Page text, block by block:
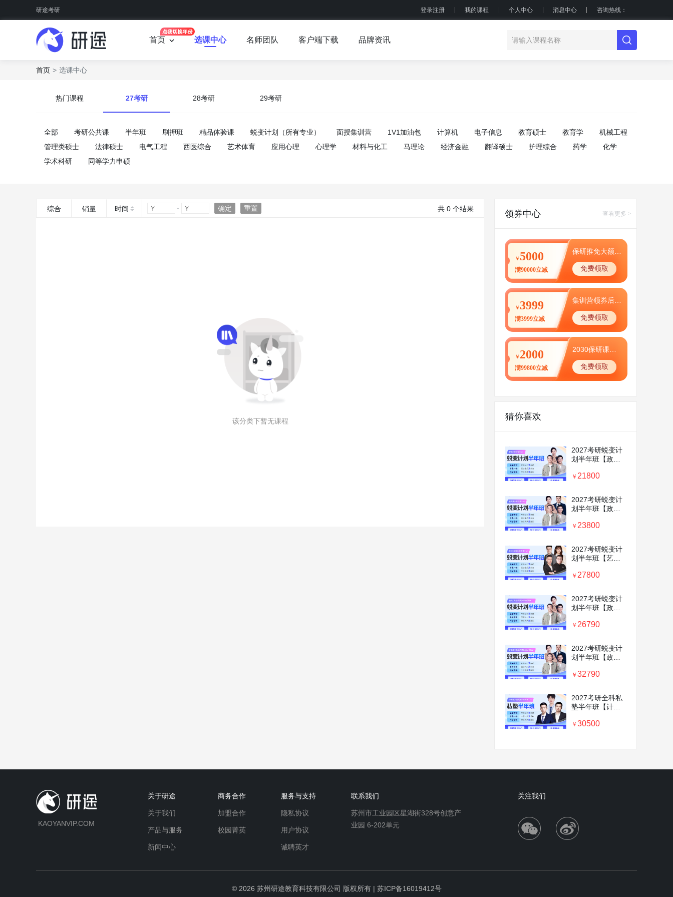
研途考研 登录注册 我的课程 个人中心 消息中心 咨询热线：
首页 选课中心 名师团队 客户端下载 品牌资讯
首页 选课中心
热门课程 27考研 28考研 29考研
全部 考研公共课 半年班 刷押班 精品体验课 蜕变计划（所有专业） 面授集训营 1V1加油包 计算机 电子信息 教育硕士 教育学
机械工程
管理类硕士
法律硕士 电气工程 西医综合 艺术体育 应用心理 心理学 材料与化工 马理论 经济金融 翻译硕士 护理综合 药学
化学
学术科研
同等学力申硕
综合 销量 时间 确定 重置 共 0 个结果
该分类下暂无课程
领券中心 查看更多 >
￥ 5000
满90000立减 免费领取
￥ 3999
满3999立减 免费领取
￥ 2000
满99800立减 免费领取
猜你喜欢
2027考研蜕变计
划半年班【政治
1v1】
￥ 21800
2027考研蜕变计
划半年班【政治
业课1v1】
￥ 23800
2027考研蜕变计
划半年班【艺术
业课1v1】
￥ 27800
2027考研蜕变计
划半年班【政治
训营+专业课
￥ 26790
2027考研蜕变计
划半年班【政治
前密训营+专业课
￥ 32790
2027考研全科私
塾半年班【计算
业课1v1】
￥ 30500
KAOYANVIP.COM
关于研途
关于我们
产品与服务
新闻中心
商务合作
加盟合作
校园菁英
服务与支持
隐私协议
用户协议
诚聘英才
联系我们
苏州市工业园区星湖街328号创意产
业园 6-202单元
关注我们
© 2026 苏州研途教育科技有限公司 版权所有 | 苏ICP备16019412号